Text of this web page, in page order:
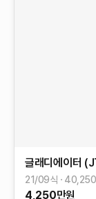
글래디에이터
21/09식 40,250
4,250만원